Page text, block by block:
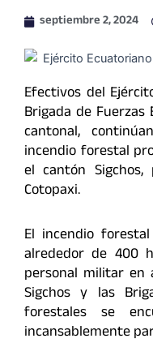
septiembre 2, 2024
Efectivos del
Brigada de Fuerzas
cantonal,
incendio forestal
el cantón
Cotopaxi.
El incendio
alrededor de 400
personal militar en
Sigchos y las
forestales se
incansablemente